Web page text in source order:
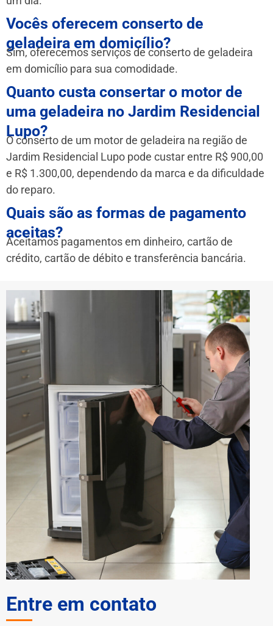
Vocês oferecem conserto de
geladeira em domicílio?
Sim, oferecemos serviços de conserto de geladeira
em domicílio para sua comodidade.
Quanto custa consertar o motor de
uma geladeira no Jardim Residencial
Lupo?
O conserto de um motor de geladeira na região de
Jardim Residencial Lupo pode custar entre R$ 900,00
e R$ 1.300,00, dependendo da marca e da dificuldade
do reparo.
Quais são as formas de pagamento
aceitas?
Aceitamos pagamentos em dinheiro, cartão de
crédito, cartão de débito e transferência bancária.
Entre em contato